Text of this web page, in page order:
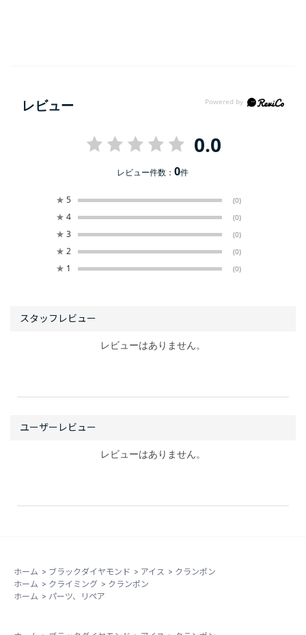
レビュー
0.0
レビュー件数：0件
★ 5 (0)
★ 4 (0)
★ 3 (0)
★ 2 (0)
★ 1 (0)
レビューはありません。
レビューはありません。
ホーム > ブラックダイヤモンド > アイス > クランポン
ホーム > クライミング > クランポン
ホーム > パーツ、リペア